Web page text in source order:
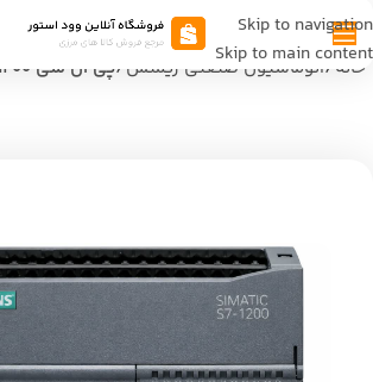
Skip to navigation
Skip to main content
خانه اتوماسیون صنعتی زیمنس پی ال سی S7-1200 زیمنس